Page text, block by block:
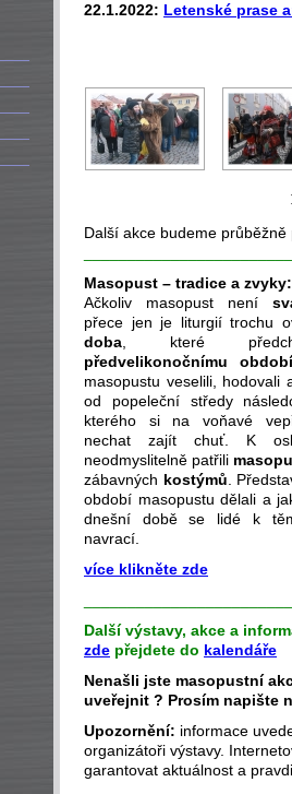
22.1.2022: Letenské prase
Další akce budeme průběžně
Masopust – tradice a zvyky:
Ačkoliv masopust není
přece jen je liturgií trochu
doba , které
předvelikonočnímu
masopustu veselili, hodovali
od popeleční středy
kterého si na voňavé
nechat zajít chuť. K
neodmyslitelně patřili
zábavných kostýmů .
období masopustu dělali a
dnešní době se lidé k
navrací.
více klikněte zde
Další výstavy, akce a
zde přejdete do kalendáře
Nenašli jste masopustní
uveřejnit ? Prosím napište
Upozornění: informace
organizátoři výstavy.
garantovat aktuálnost a